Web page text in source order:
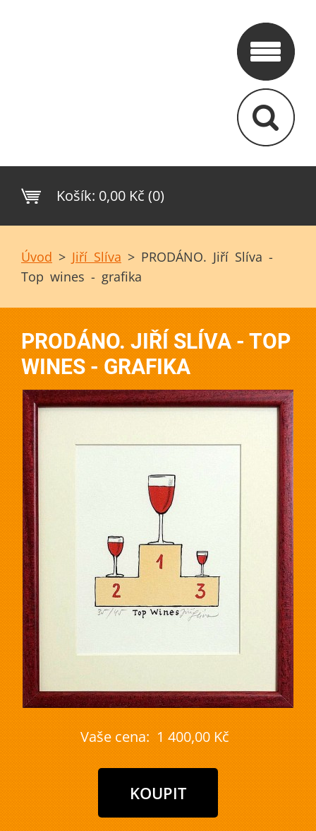
Košík: 0,00 Kč (0)
Úvod > Jiří Slíva > PRODÁNO. Jiří Slíva -
Top wines - grafika
PRODÁNO. JIŘÍ SLÍVA - TOP
WINES - GRAFIKA
Vaše cena: 1 400,00 Kč